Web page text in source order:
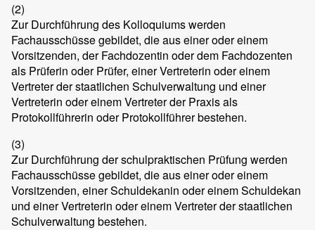
(2)
Zur Durchführung des Kolloquiums werden
Fachausschüsse gebildet, die aus einer oder einem
Vorsitzenden, der Fachdozentin oder dem Fachdozenten
als Prüferin oder Prüfer, einer Vertreterin oder einem
Vertreter der staatlichen Schulverwaltung und einer
Vertreterin oder einem Vertreter der Praxis als
Protokollführerin oder Protokollführer bestehen.
(3)
Zur Durchführung der schulpraktischen Prüfung werden
Fachausschüsse gebildet, die aus einer oder einem
Vorsitzenden, einer Schuldekanin oder einem Schuldekan
und einer Vertreterin oder einem Vertreter der staatlichen
Schulverwaltung bestehen.